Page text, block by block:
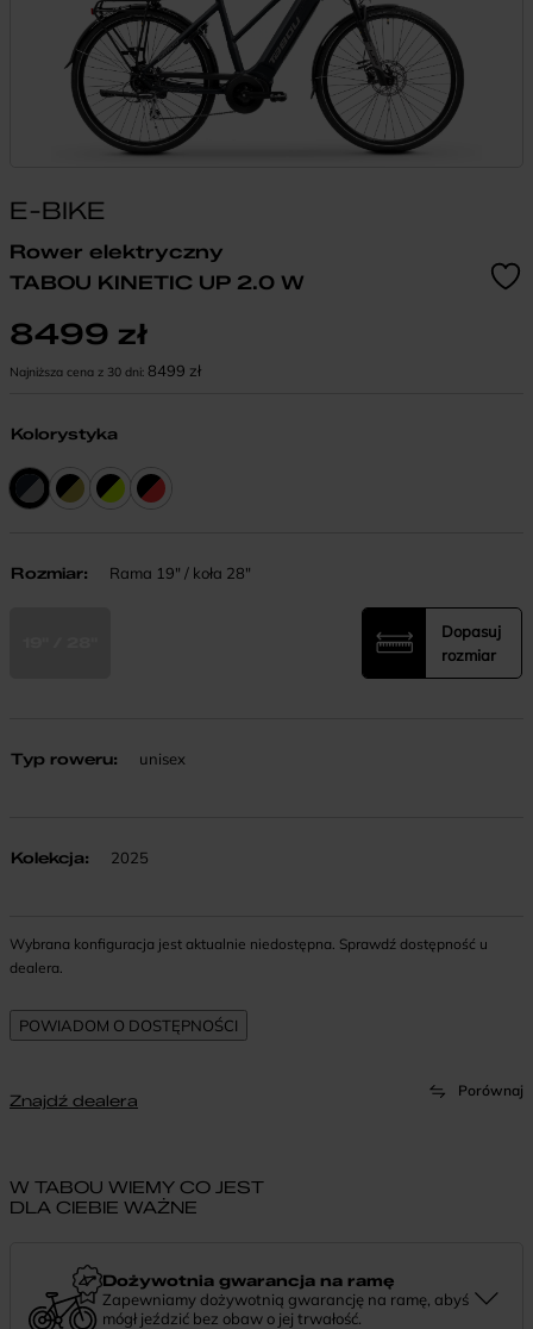
E-BIKE
Rower elektryczny
TABOU KINETIC UP 2.0 W
8499 zł
Najniższa cena z 30 dni: 8499 zł
Kolorystyka
Rozmiar: Rama 19" / koła 28"
Dopasuj
rozmiar
Typ roweru: unisex
Kolekcja: 2025
Wybrana konfiguracja jest aktualnie niedostępna. Sprawdź dostępność u
dealera.
Porównaj
Znajdź dealera
W TABOU WIEMY CO JEST
DLA CIEBIE WAŻNE
Dożywotnia gwarancja na ramę
Zapewniamy dożywotnią gwarancję na ramę, abyś
mógł jeździć bez obaw o jej trwałość.